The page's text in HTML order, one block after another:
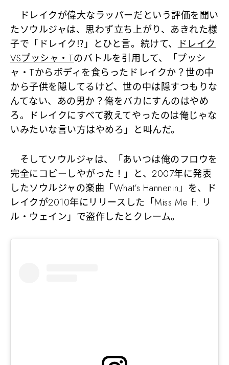
ドレイクが偉大なラッパーだという評価を聞い
たソウルジャは、思わず立ち上がり、あきれた様
子で 「ドレイク⁉」 とひと言。続けて、
ドレイク
VSプッシャ・Tのバトルを引用して、
「プッシ
ャ・Tからボディを食らったドレイクか？世の中
から子供を隠してるけど、世の中は隠すつもりな
んてない、あの男か？俺をバカにすんのはやめ
ろ。ドレイクにすべて教えてやったのは俺じゃな
いみたいな言い方はやめろ」 と叫んだ。
そしてソウルジャは、
「あいつは俺のフロウを
完全にコピーしやがった！」 と、2007年に発表
したソウルジャの楽曲「What’s Hannenin」を、ド
レイクが2010年にリリースした「Miss Me ft. リ
ル・ウェイン」で盗作したとクレーム。